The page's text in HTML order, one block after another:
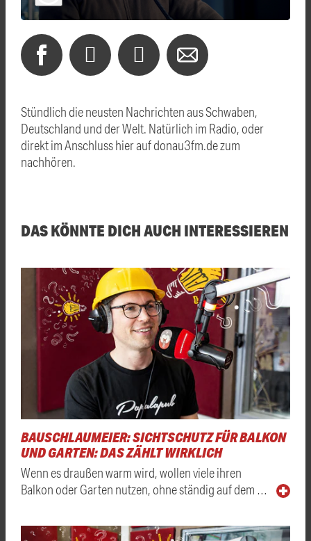
Stündlich die neusten Nachrichten aus Schwaben,
Deutschland und der Welt. Natürlich im Radio, oder
direkt im Anschluss hier auf donau3fm.de zum
nachhören.
DAS KÖNNTE DICH AUCH INTERESSIEREN
BAUSCHLAUMEIER: SICHTSCHUTZ FÜR BALKON
UND GARTEN: DAS ZÄHLT WIRKLICH
Wenn es draußen warm wird, wollen viele ihren
Balkon oder Garten nutzen, ohne ständig auf dem …